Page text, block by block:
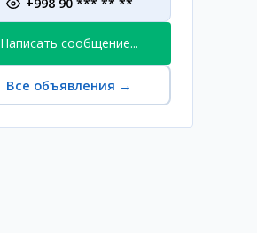
Написать сообщение...
Все объявления →